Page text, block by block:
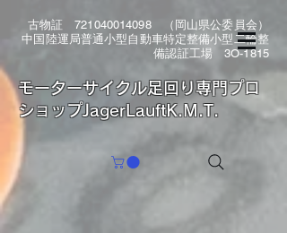
古物証 721040014098（岡山県公委員会）
中国陸運局普通小型自動車特定整備小型二輪整
備認証工場 3O-1815
​モーターサイクル足回り専門プロ
ショップJagerLauftK.M.T.